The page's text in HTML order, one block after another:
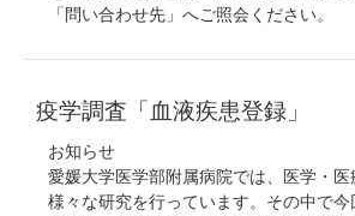
「問い合わせ先」へご照会ください。
疫学調査「血液疾患登録」
お知らせ
愛媛大学医学部附属病院では、医学・医
様々な研究を行っています。その中で